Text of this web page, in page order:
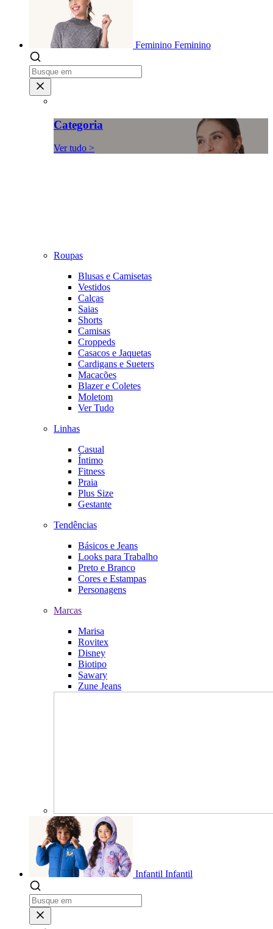
Feminino Feminino
Categoria
Ver tudo >
Roupas
Blusas e Camisetas
Vestidos
Calças
Saias
Shorts
Camisas
Croppeds
Casacos e Jaquetas
Cardigans e Sueters
Macacões
Blazer e Coletes
Moletom
Ver Tudo
Linhas
Casual
Íntimo
Fitness
Praia
Plus Size
Gestante
Tendências
Básicos e Jeans
Looks para Trabalho
Preto e Branco
Cores e Estampas
Personagens
Marcas
Marisa
Rovitex
Disney
Biotipo
Sawary
Zune Jeans
Infantil Infantil